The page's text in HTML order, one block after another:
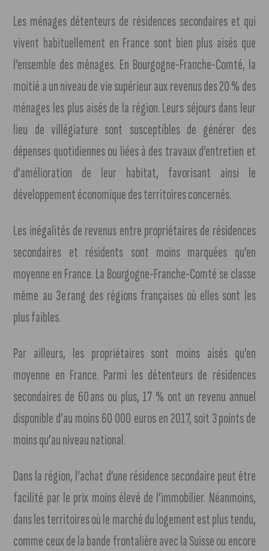
Les ménages détenteurs de résidences secondaires et qui
vivent habituellement en France sont bien plus aisés que
l’ensemble des ménages. En Bourgogne-Franche-Comté, la
moitié a un niveau de vie supérieur aux revenus des 20 % des
ménages les plus aisés de la région. Leurs séjours dans leur
lieu de villégiature sont susceptibles de générer des
dépenses quotidiennes ou liées à des travaux d’entretien et
d’amélioration de leur habitat, favorisant ainsi le
développement économique des territoires concernés.
Les inégalités de revenus entre propriétaires de résidences
secondaires et résidents sont moins marquées qu’en
moyenne en France. La Bourgogne-Franche-Comté se classe
même au 3e rang des régions françaises où elles sont les
plus faibles.
Par ailleurs, les propriétaires sont moins aisés qu’en
moyenne en France. Parmi les détenteurs de résidences
secondaires de 60 ans ou plus, 17 % ont un revenu annuel
disponible d’au moins 60 000 euros en 2017, soit 3 points de
moins qu’au niveau national.
Dans la région, l’achat d’une résidence secondaire peut être
facilité par le prix moins élevé de l’immobilier. Néanmoins,
dans les territoires où le marché du logement est plus tendu,
comme ceux de la bande frontalière avec la Suisse ou encore